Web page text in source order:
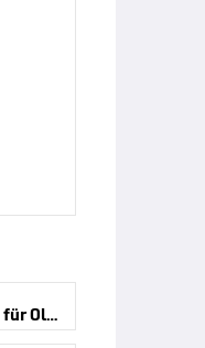
IOC genehmigt Verlegung für Olympia